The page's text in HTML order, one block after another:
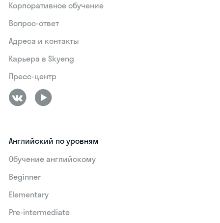
Корпоративное обучение
Вопрос-ответ
Адреса и контакты
Карьера в Skyeng
Пресс-центр
Английский по уровням
Обучение английскому
Beginner
Elementary
Pre-intermediate